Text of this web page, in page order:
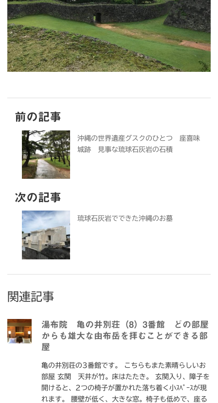
前の記事
沖縄の世界遺産グスクのひとつ 座喜味
城跡 見事な琉球石灰岩の石積
次の記事
琉球石灰岩でできた沖縄のお墓
関連記事
湯布院 亀の井別荘（8）3番館 どの部屋
からも雄大な由布岳を拝むことができる部
屋
亀の井別荘の3番館です。 こちらもまた素晴らしいお
部屋 玄関 天井が竹。床はたたき。 玄関入り、障子を
開けると、2つの椅子が置かれた落ち着く小ｽﾍﾟｰｽが現
れます。 腰壁が低く、大きな窓。椅子も低めで、座る